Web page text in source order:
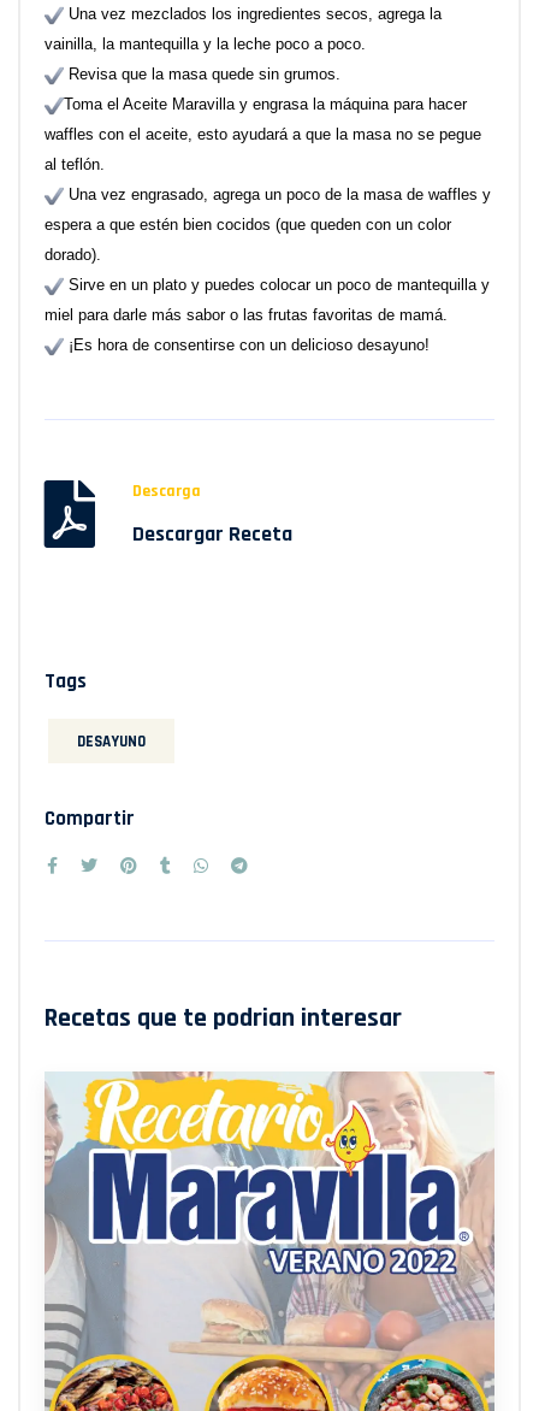
Una vez mezclados los ingredientes secos, agrega la
vainilla, la mantequilla y la leche poco a poco.
Revisa que la masa quede sin grumos.
Toma el Aceite Maravilla y engrasa la máquina para hacer
waffles con el aceite, esto ayudará a que la masa no se pegue
al teflón.
Una vez engrasado, agrega un poco de la masa de waffles y
espera a que estén bien cocidos (que queden con un color
dorado).
Sirve en un plato y puedes colocar un poco de mantequilla y
miel para darle más sabor o las frutas favoritas de mamá.
¡Es hora de consentirse con un delicioso desayuno!
Descarga
Descargar Receta
Tags
DESAYUNO
Compartir
Recetas que te podrian interesar